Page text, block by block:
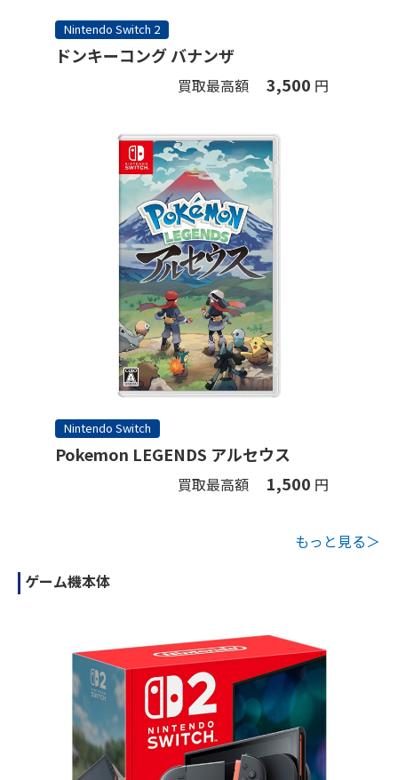
Nintendo Switch 2
ドンキーコング バナンザ
買取最高額 3,500 円
Nintendo Switch
Pokemon LEGENDS アルセウス
買取最高額 1,500 円
もっと見る＞
ゲーム機本体